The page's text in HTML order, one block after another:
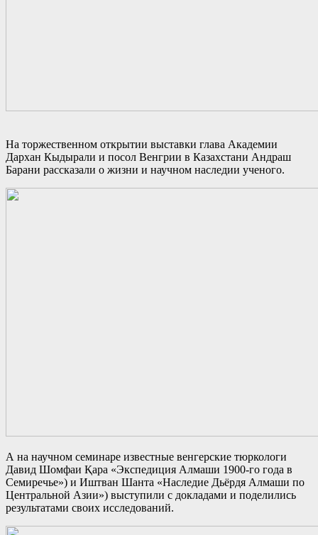
На торжественном открытии выставки глава Академии
Дархан Кыдырали и посол Венгрии в Казахстани Андраш
Барани рассказали о жизни и научном наследии ученого.
А на научном семинаре известные венгерские тюркологи
Давид Шомфаи Қара «Экспедиция Алмаши 1900-го года в
Семиречье») и Иштван Шанта «Наследие Дьёрдя Алмаши по
Центральной Азии») выступили с докладами и поделились
результатами своих исследований.